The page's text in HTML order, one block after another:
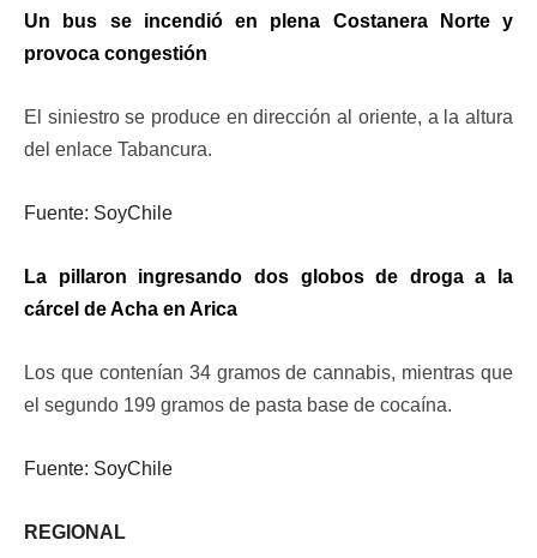
Un bus se incendió en plena Costanera Norte y
provoca congestión
El siniestro se produce en dirección al oriente, a la altura
del enlace Tabancura.
Fuente: SoyChile
La pillaron ingresando dos globos de droga a la
cárcel de Acha en Arica
Los que contenían 34 gramos de cannabis, mientras que
el segundo 199 gramos de pasta base de cocaína.
Fuente: SoyChile
REGIONAL